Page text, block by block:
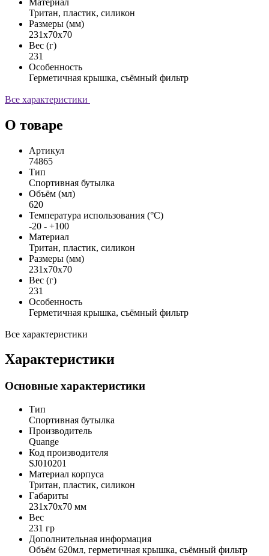
Тритан, пластик, силикон
Размеры (мм)
231x70x70
Вес (г)
231
Особенность
Герметичная крышка, съёмный фильтр
Все характеристики
О товаре
Артикул
74865
Тип
Спортивная бутылка
Объём (мл)
620
Температура использования (°С)
-20 - +100
Материал
Тритан, пластик, силикон
Размеры (мм)
231x70x70
Вес (г)
231
Особенность
Герметичная крышка, съёмный фильтр
Все характеристики
Характеристики
Основные характеристики
Тип
Спортивная бутылка
Производитель
Quange
Код производителя
SJ010201
Материал корпуса
Тритан, пластик, силикон
Габариты
231x70x70 мм
Вес
231 гр
Дополнительная информация
Объём 620мл, герметичная крышка, съёмный фильтр